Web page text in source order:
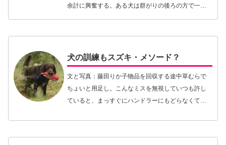
余計に興奮する。ある犬は群がりの後ろの方で一匹
犬の訓練もスズキ・メソード？
文と写真：藤田りか子物品を回収する途中草むらで
ちょいと用足し。こんなミスを無視していつも許し
ていると、まっすぐにハンドラーにもどらなくても
才能教育の…【続きを読む】